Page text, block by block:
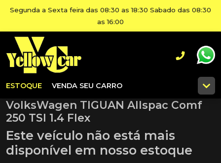
Segunda a Sexta feira das 08:30 as 18:30 Sabado das 08:30
as 16:00
ESTOQUE VENDA SEU CARRO
VolksWagen TIGUAN Allspac Comf
250 TSI 1.4 Flex
Este veículo não está mais
disponível em nosso estoque